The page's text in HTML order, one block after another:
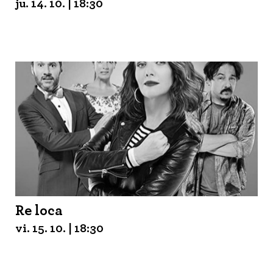
ju. 14. 10. | 18:30
Re loca
vi. 15. 10. | 18:30